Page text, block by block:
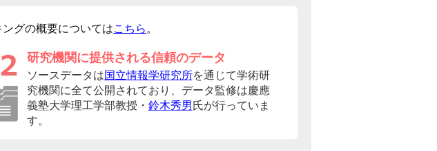
グの概要についてはこちら 。
研究機関に提供される信頼のデータ
ソースデータは国立情報学研究所を通じて学術研
究機関に全て公開されており、データ監修は慶應
義塾大学理工学部教授・ 鈴木秀男 氏が行っていま
す。